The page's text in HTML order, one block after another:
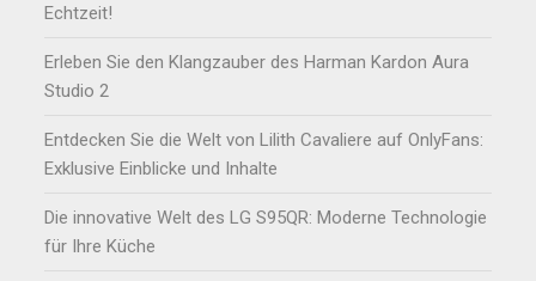
Echtzeit!
Erleben Sie den Klangzauber des Harman Kardon Aura
Studio 2
Entdecken Sie die Welt von Lilith Cavaliere auf OnlyFans:
Exklusive Einblicke und Inhalte
Die innovative Welt des LG S95QR: Moderne Technologie
für Ihre Küche